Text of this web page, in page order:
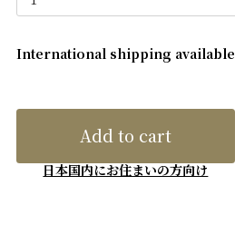
International shipping available
Add to cart
日本国内にお住まいの方向け